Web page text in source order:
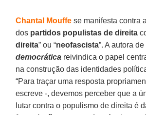
Chantal Mouffe se manifesta contra
dos partidos populistas de direita
direita” ou “neofascista”. A autora de
democrática reivindica o papel
na construção das identidades
“Para traçar uma resposta
escreve -, devemos perceber que a
lutar contra o populismo de direita é